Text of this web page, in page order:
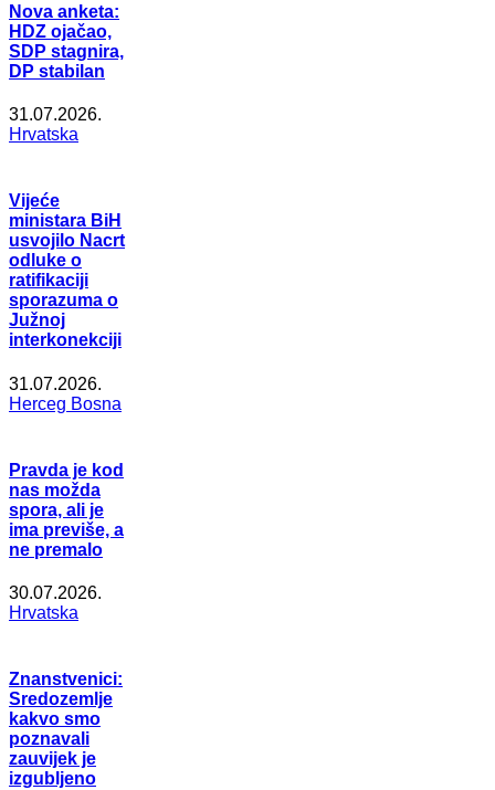
Nova anketa:
HDZ ojačao,
SDP stagnira,
DP stabilan
31.07.2026.
Hrvatska
Vijeće
ministara BiH
usvojilo Nacrt
odluke o
ratifikaciji
sporazuma o
Južnoj
interkonekciji
31.07.2026.
Herceg Bosna
Pravda je kod
nas možda
spora, ali je
ima previše, a
ne premalo
30.07.2026.
Hrvatska
Znanstvenici:
Sredozemlje
kakvo smo
poznavali
zauvijek je
izgubljeno